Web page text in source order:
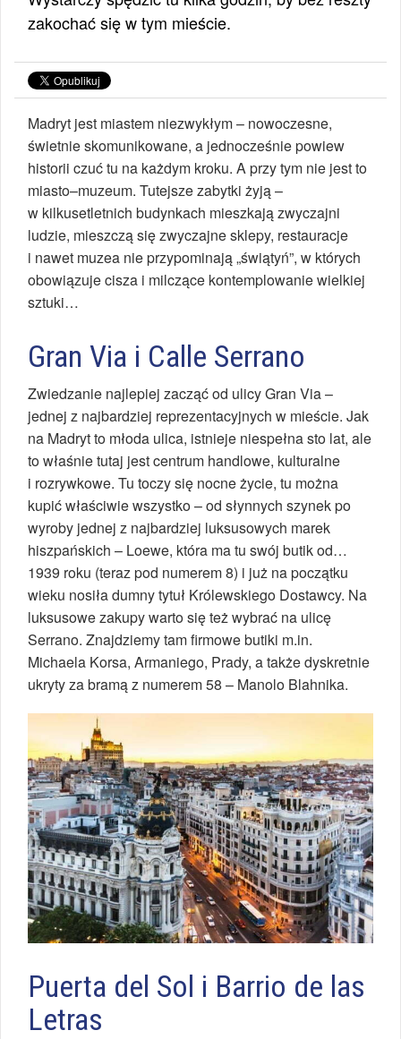
zakochać się w tym mieście.
Madryt jest miastem niezwykłym – nowoczesne,
świetnie skomunikowane, a jednocześnie powiew
historii czuć tu na każdym kroku. A przy tym nie jest to
miasto–muzeum. Tutejsze zabytki żyją –
w kilkusetletnich budynkach mieszkają zwyczajni
ludzie, mieszczą się zwyczajne sklepy, restauracje
i nawet muzea nie przypominają „świątyń”, w których
obowiązuje cisza i milczące kontemplowanie wielkiej
sztuki…
Gran Via i Calle Serrano
Zwiedzanie najlepiej zacząć od ulicy Gran Via –
jednej z najbardziej reprezentacyjnych w mieście. Jak
na Madryt to młoda ulica, istnieje niespełna sto lat, ale
to właśnie tutaj jest centrum handlowe, kulturalne
i rozrywkowe. Tu toczy się nocne życie, tu można
kupić właściwie wszystko – od słynnych szynek po
wyroby jednej z najbardziej luksusowych marek
hiszpańskich – Loewe, która ma tu swój butik od…
1939 roku (teraz pod numerem 8) i już na początku
wieku nosiła dumny tytuł Królewskiego Dostawcy. Na
luksusowe zakupy warto się też wybrać na ulicę
Serrano. Znajdziemy tam firmowe butiki m.in.
Michaela Korsa, Armaniego, Prady, a także dyskretnie
ukryty za bramą z numerem 58 – Manolo Blahnika.
Puerta del Sol i Barrio de las
Letras